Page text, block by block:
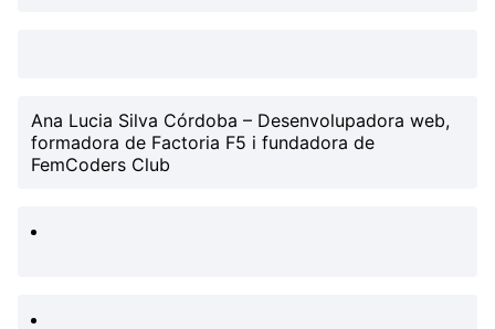
Ana Lucia Silva Córdoba – Desenvolupadora web,
formadora de Factoria F5 i fundadora de
FemCoders Club